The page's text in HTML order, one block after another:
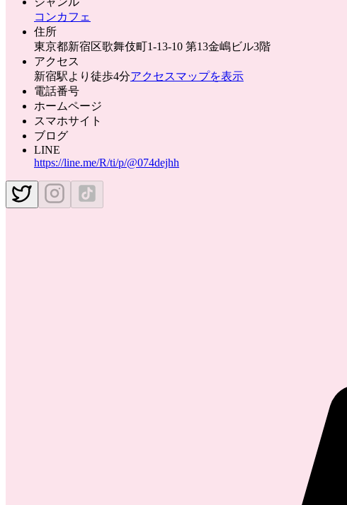
コンカフェ
住所
東京都新宿区歌舞伎町1-13-10 第13金嶋ビル3階
アクセス
新宿駅より徒歩4分アクセスマップを表示
電話番号
ホームページ
スマホサイト
ブログ
LINE
https://line.me/R/ti/p/@074dejhh